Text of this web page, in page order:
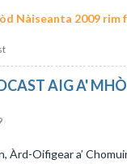
Nàiseanta 2009 rim
AIG A'
Àrd-Oifigear a’